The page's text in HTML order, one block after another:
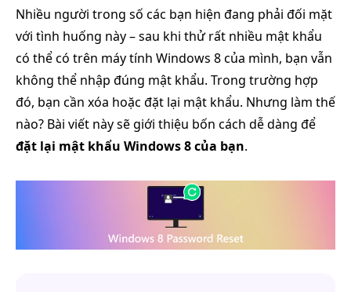
Nhiều người trong số các bạn hiện đang phải đối mặt
với tình huống này – sau khi thử rất nhiều mật khẩu
có thể có trên máy tính Windows 8 của mình, bạn vẫn
không thể nhập đúng mật khẩu. Trong trường hợp
đó, bạn cần xóa hoặc đặt lại mật khẩu. Nhưng làm thế
nào? Bài viết này sẽ giới thiệu bốn cách dễ dàng để
đặt lại mật khẩu Windows 8 của bạn.